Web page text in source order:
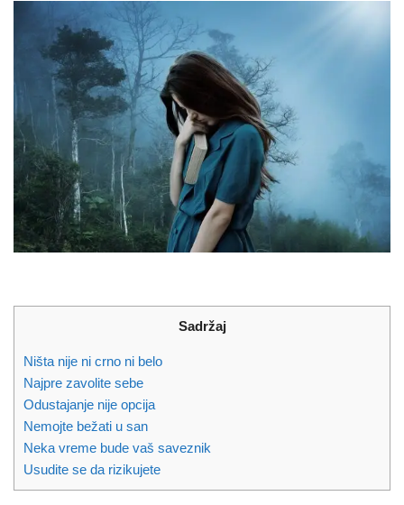
Sadržaj
Ništa nije ni crno ni belo
Najpre zavolite sebe
Odustajanje nije opcija
Nemojte bežati u san
Neka vreme bude vaš saveznik
Usudite se da rizikujete